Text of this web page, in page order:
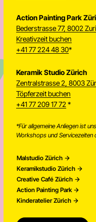
Newsletter
Action Painting Park
Bederstrasse 77, 8002
Kreativzeit buchen
+41 77 224 48 30*
Keramik Studio Zürich
Zentralstrasse 2, 8003
Töpferzeit buchen
+41 77 209 17 72 *
*Für allgemeine Anliegen ist
Workshops und Servicezeiten
Malstudio Zürich
Keramikstudio Zürich
Creative Café Zürich
Action Painting Park
Kinderatelier Zürich